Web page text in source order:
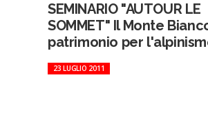
SEMINARIO "AUTOUR LE
SOMMET" Il Monte
patrimonio per
23 LUGLIO 2011